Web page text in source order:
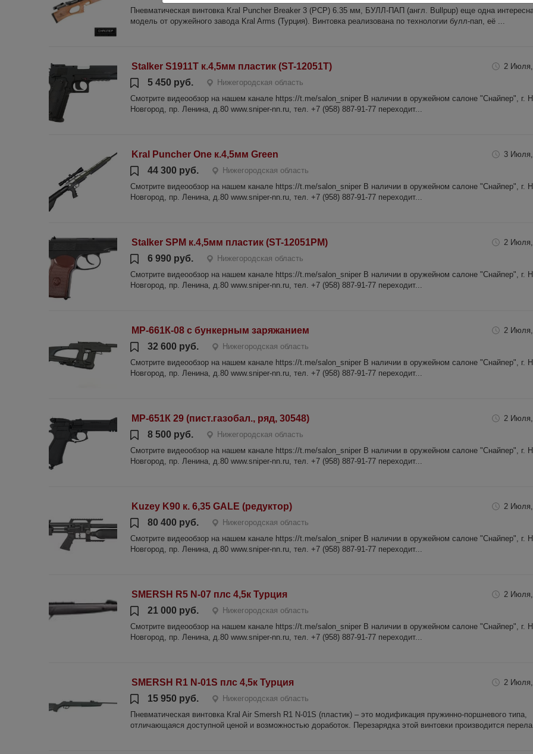
Пневматическая винтовка Kral Puncher Breaker 3 (PCP) 6.35 мм, БУЛЛ-ПАП (англ. Bullpup) еще одна
модель от оружейного завода Kral Arms (Турция). Винтовка реализована по технологии булл-пап, её ...
Stalker S1911T к.4,5мм пластик (ST-12051T) 2
5 450 руб.
Нижегородская область
Смотрите видеообзор на нашем канале https://t.me/salon_sniper В наличии в оружейном салоне "Снайпер", г.
Новгород, пр. Ленина, д.80 www.sniper-nn.ru, тел. +7 (958) 887-91-77 переходит...
Kral Puncher One к.4,5мм Green 3
44 300 руб.
Нижегородская область
Смотрите видеообзор на нашем канале https://t.me/salon_sniper В наличии в оружейном салоне "Снайпер", г.
Новгород, пр. Ленина, д.80 www.sniper-nn.ru, тел. +7 (958) 887-91-77 переходит...
Stalker SPM к.4,5мм пластик (ST-12051PM) 2
6 990 руб.
Нижегородская область
Смотрите видеообзор на нашем канале https://t.me/salon_sniper В наличии в оружейном салоне "Снайпер", г.
Новгород, пр. Ленина, д.80 www.sniper-nn.ru, тел. +7 (958) 887-91-77 переходит...
МР-661К-08 с бункерным заряжанием 2
32 600 руб.
Нижегородская область
Смотрите видеообзор на нашем канале https://t.me/salon_sniper В наличии в оружейном салоне "Снайпер", г.
Новгород, пр. Ленина, д.80 www.sniper-nn.ru, тел. +7 (958) 887-91-77 переходит...
МР-651К 29 (пист.газобал., ряд, 30548) 2
8 500 руб.
Нижегородская область
Смотрите видеообзор на нашем канале https://t.me/salon_sniper В наличии в оружейном салоне "Снайпер", г.
Новгород, пр. Ленина, д.80 www.sniper-nn.ru, тел. +7 (958) 887-91-77 переходит...
Kuzey K90 к. 6,35 GALE (редуктор) 2
80 400 руб.
Нижегородская область
Смотрите видеообзор на нашем канале https://t.me/salon_sniper В наличии в оружейном салоне "Снайпер", г.
Новгород, пр. Ленина, д.80 www.sniper-nn.ru, тел. +7 (958) 887-91-77 переходит...
SMERSH R5 N-07 плс 4,5к Турция 2
21 000 руб.
Нижегородская область
Смотрите видеообзор на нашем канале https://t.me/salon_sniper В наличии в оружейном салоне "Снайпер", г.
Новгород, пр. Ленина, д.80 www.sniper-nn.ru, тел. +7 (958) 887-91-77 переходит...
SMERSH R1 N-01S плс 4,5к Турция 2
15 950 руб.
Нижегородская область
Пневматическая винтовка Kral Air Smersh R1 N-01S (пластик) – это модификация пружинно-поршневого типа,
отличающаяся доступной ценой и возможностью доработок. Перезарядка этой винтовки производится